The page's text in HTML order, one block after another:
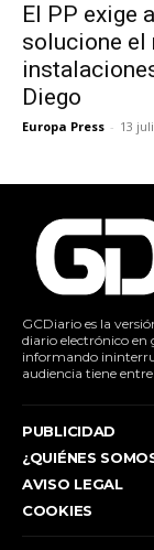
El PP exige
solucione el
Diego
Europa Press - 13
GCDiario es la
diario electrónico en
informando
audiencia tiene
PUBLICIDAD
¿QUIÉNES
AVISO LEGAL
COOKIES